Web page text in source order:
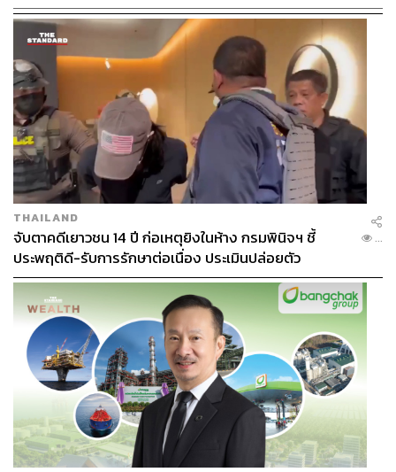
THAILAND
จับตาคดีเยาวชน 14 ปี ก่อเหตุยิงในห้าง กรมพินิจฯ ชี้
ประพฤติดี-รับการรักษาต่อเนื่อง ประเมินปล่อยตัว
...